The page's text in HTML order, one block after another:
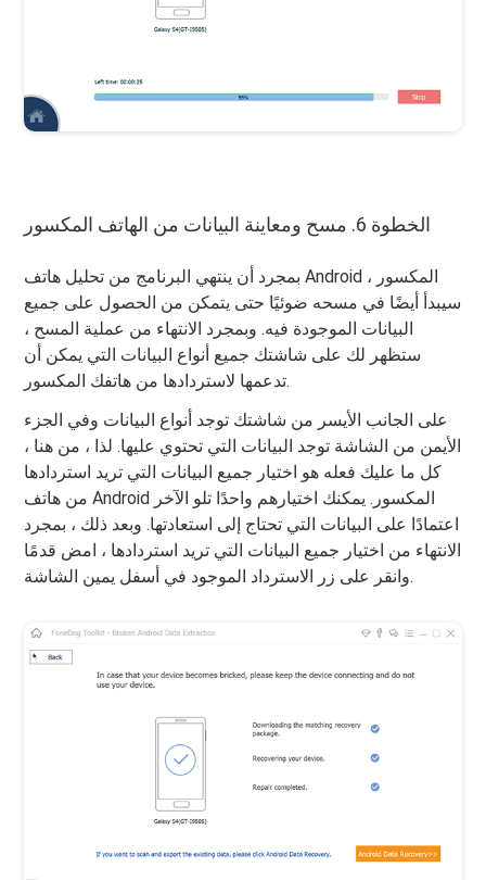
الخطوة 6. مسح ومعاينة البيانات من الهاتف المكسور
بمجرد أن ينتهي البرنامج من تحليل هاتف Android المكسور ،
سيبدأ أيضًا في مسحه ضوئيًا حتى يتمكن من الحصول على جميع
البيانات الموجودة فيه. وبمجرد الانتهاء من عملية المسح ،
ستظهر لك على شاشتك جميع أنواع البيانات التي يمكن أن
تدعمها لاستردادها من هاتفك المكسور.
على الجانب الأيسر من شاشتك توجد أنواع البيانات وفي الجزء
الأيمن من الشاشة توجد البيانات التي تحتوي عليها. لذا ، من هنا ،
كل ما عليك فعله هو اختيار جميع البيانات التي تريد استردادها
من هاتف Android المكسور. يمكنك اختيارهم واحدًا تلو الآخر
اعتمادًا على البيانات التي تحتاج إلى استعادتها. وبعد ذلك ، بمجرد
الانتهاء من اختيار جميع البيانات التي تريد استردادها ، امض قدمًا
وانقر على زر الاسترداد الموجود في أسفل يمين الشاشة.